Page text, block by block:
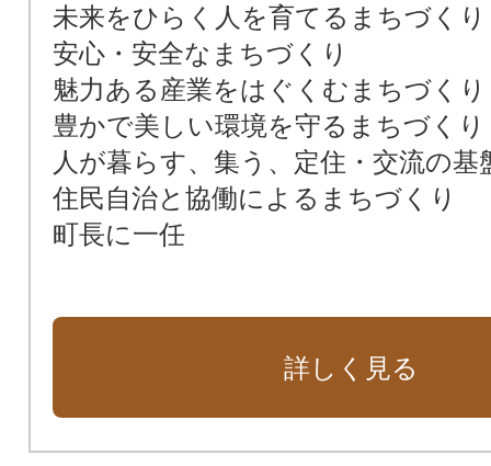
未来をひらく人を育てるまちづくり
安心・安全なまちづくり
魅力ある産業をはぐくむまちづくり
豊かで美しい環境を守るまちづくり
人が暮らす、集う、定住・交流の基
住民自治と協働によるまちづくり
町長に一任
詳しく見る